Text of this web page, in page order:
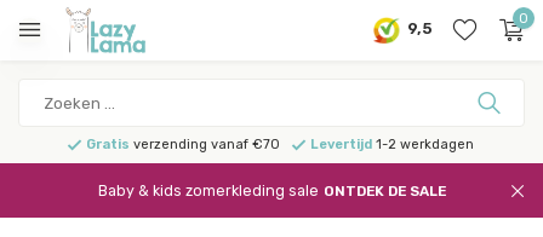
9,5
0
Gratis verzending vanaf €70 Levertijd1-2 werkdagen
Baby & kids zomerkleding sale ONTDEK DE SALE